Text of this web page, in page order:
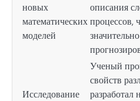
новых
математических
моделей
описания
процессов,
Исследование
Ученый
свойств